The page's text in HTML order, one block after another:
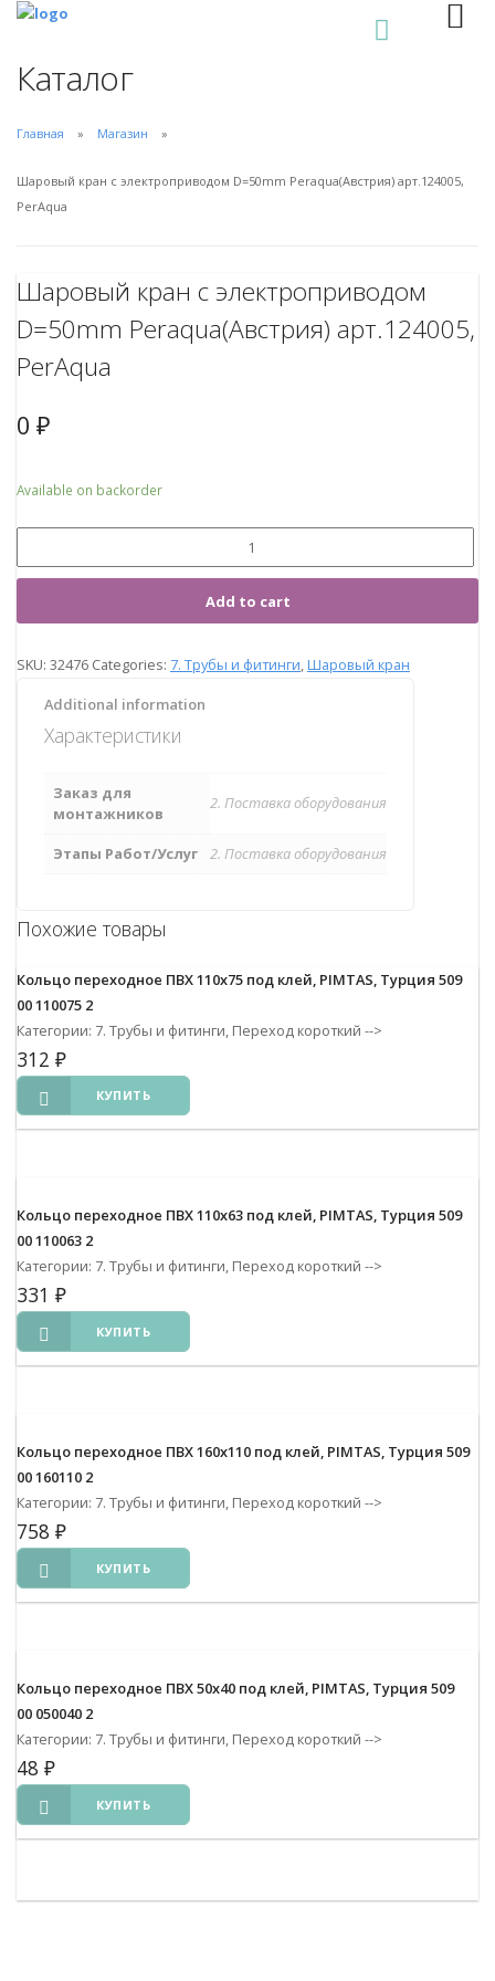
Каталог
Главная Магазин
Шаровый кран с электроприводом D=50mm Peraqua(Австрия) арт.124005,
PerAqua
Шаровый кран с электроприводом
D=50mm Peraqua(Австрия) арт.124005,
PerAqua
0 ₽
Available on backorder
Add to cart
SKU: 32476 Categories: 7. Трубы и фитинги, Шаровый кран
Additional information
Характеристики
Заказ для
монтажников
2. Поставка оборудования
Этапы Работ/Услуг 2. Поставка оборудования
Похожие товары
Кольцо переходное ПВХ 110х75 под клей, PIMTAS, Турция 509
00 110075 2
Категории: 7. Трубы и фитинги, Переход короткий -->
312 ₽
КУПИТЬ
Кольцо переходное ПВХ 110х63 под клей, PIMTAS, Турция 509
00 110063 2
Категории: 7. Трубы и фитинги, Переход короткий -->
331 ₽
КУПИТЬ
Кольцо переходное ПВХ 160х110 под клей, PIMTAS, Турция 509
00 160110 2
Категории: 7. Трубы и фитинги, Переход короткий -->
758 ₽
КУПИТЬ
Кольцо переходное ПВХ 50х40 под клей, PIMTAS, Турция 509
00 050040 2
Категории: 7. Трубы и фитинги, Переход короткий -->
48 ₽
КУПИТЬ